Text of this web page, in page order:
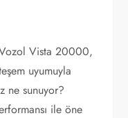
Vozol Vista 20000,
uyumuyla
ne sunuyor?
ile öne